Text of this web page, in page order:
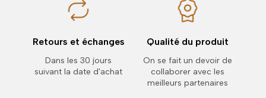
Retours et échanges
Dans les 30 jours
suivant la date d'achat
Qualité du produit
On se fait un devoir de
collaborer avec les
meilleurs partenaires